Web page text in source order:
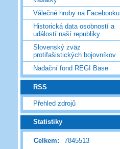
Válečné hroby na Facebooku
Historická data osobností a
událostí naší republiky
Slovenský zväz
protifašistických bojovníkov
Nadační fond REGI Base
RSS
Přehled zdrojů
Statistiky
Celkem:
7845513